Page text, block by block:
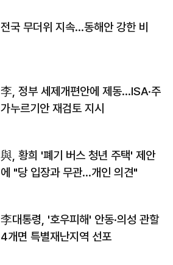
전국 무더위 지속…동해안 강한 비
李, 정부 세제개편안에 제동…ISA·주
가누르기안 재검토 지시
與, 황희 '폐기 버스 청년 주택' 제안
에 "당 입장과 무관…개인 의견"
李대통령, '호우피해' 안동·의성 관할
4개면 특별재난지역 선포